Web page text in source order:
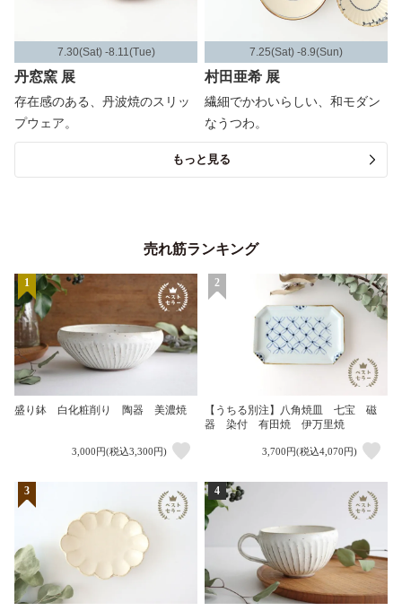
7.30(Sat) -8.11(Tue)
丹窓窯 展
存在感のある、丹波焼のスリッ
プウェア。
7.25(Sat) -8.9(Sun)
村田亜希 展
繊細でかわいらしい、和モダン
なうつわ。
もっと見る
売れ筋ランキング
1
盛り鉢 白化粧削り 陶器 美濃焼
3,000円(税込3,300円)
2
【うちる別注】八角焼皿 七宝 磁
器 染付 有田焼 伊万里焼
3,700円(税込4,070円)
3 4